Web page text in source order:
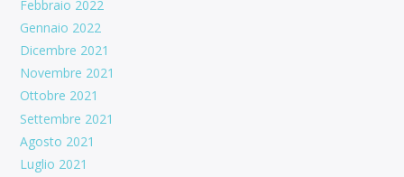
Febbraio 2022
Gennaio 2022
Dicembre 2021
Novembre 2021
Ottobre 2021
Settembre 2021
Agosto 2021
Luglio 2021